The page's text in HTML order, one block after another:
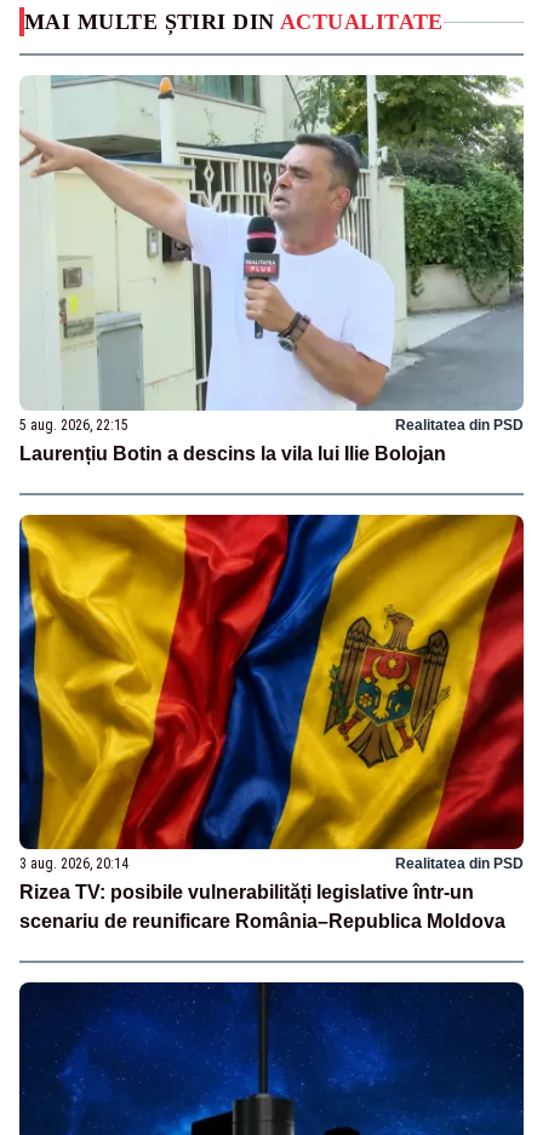
MAI MULTE ȘTIRI DIN ACTUALITATE
5 aug. 2026, 22:15 Realitatea din PSD
Laurențiu Botin a descins la vila lui Ilie Bolojan
3 aug. 2026, 20:14 Realitatea din PSD
Rizea TV: posibile vulnerabilități legislative într-un
scenariu de reunificare România–Republica Moldova